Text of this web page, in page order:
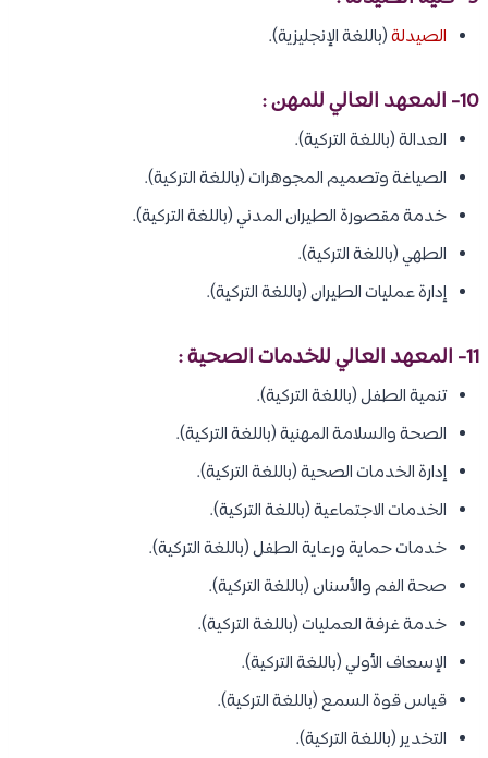
الصيدلة(باللغة الإنجليزية).
10- المعهد العالي للمهن :
العدالة (باللغة التركية).
الصياغة وتصميم المجوهرات (باللغة التركية).
خدمة مقصورة الطيران المدني (باللغة التركية).
الطهي (باللغة التركية).
إدارة عمليات الطيران (باللغة التركية).
11- المعهد العالي للخدمات الصحية :
تنمية الطفل (باللغة التركية).
الصحة والسلامة المهنية (باللغة التركية).
إدارة الخدمات الصحية (باللغة التركية).
الخدمات الاجتماعية (باللغة التركية).
خدمات حماية ورعاية الطفل (باللغة التركية).
صحة الفم والأسنان (باللغة التركية).
خدمة غرفة العمليات (باللغة التركية).
الإسعاف الأولي (باللغة التركية).
قياس قوة السمع (باللغة التركية).
التخدير (باللغة التركية).